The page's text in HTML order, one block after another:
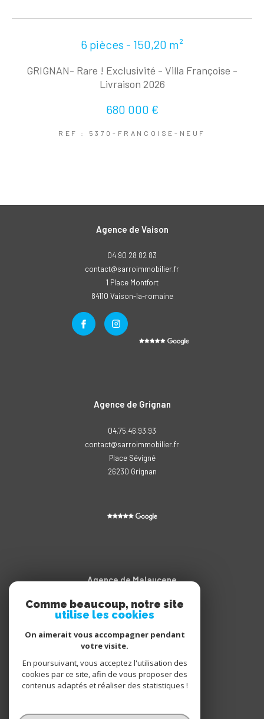
6 pièces - 150,20 m²
GRIGNAN- Rare ! Exclusivité - Villa Françoise -
Livraison 2026
680 000 €
REF : 5370-FRANCOISE-NEUF
Agence de Grignan
04.75.46.93.93
contact@sarroimmobilier.fr
Place Sévigné
26230
grignan
Agence de Malaucene
04.90.65.20.11
contact@sarroimmobilier.fr
Cours des Isnards
84340
Agence de Vaison
04 90 28 82 83
contact@sarroimmobilier.fr
1 Place Montfort
84110
vaison-la-romaine
Comme beaucoup, notre site
utilise les cookies
On aimerait vous accompagner pendant
votre visite.
En poursuivant, vous acceptez l'utilisation des
cookies par ce site, afin de vous proposer des
contenus adaptés et réaliser des statistiques !